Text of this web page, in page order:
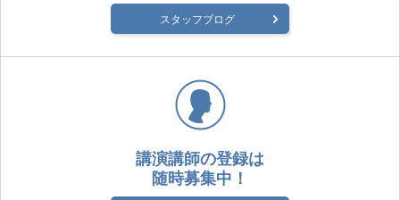
スタッフブログ
講演講師の登録は
随時募集中！